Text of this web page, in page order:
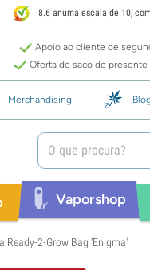
8.6 anuma escala de 10,
Apoio ao cliente de
Oferta de saco de
Merchandising
Vaporshop
Ready-2-Grow Bag 'Enigma'